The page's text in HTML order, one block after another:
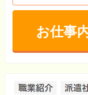
お仕事